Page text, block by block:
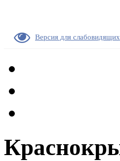
Версия для слабовидящих